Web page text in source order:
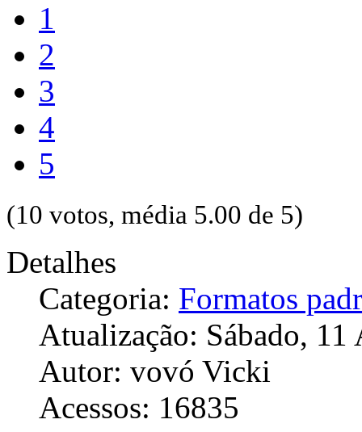
1
2
3
4
5
(10 votos, média 5.00 de 5)
Detalhes
Categoria: Formatos
Atualização: Sábado,
Autor: vovó Vicki
Acessos: 16835